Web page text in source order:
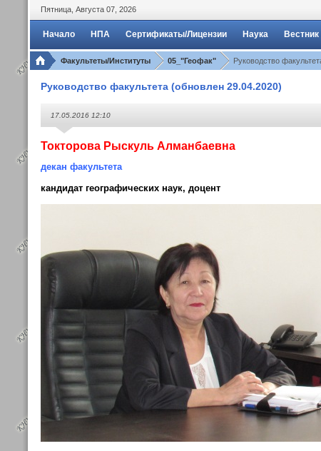
Пятница Августа 07 2026
Начало НПА Сертификаты/Лицензии Наука
Факультеты/Институты 05_"Геофак" Руководство
Руководство факультета (обновлен 29.04.2020)
17.05.2016 12:10
Токторова Рыскуль Алманбаевна
декан факультета
кандидат географических наук, доцент